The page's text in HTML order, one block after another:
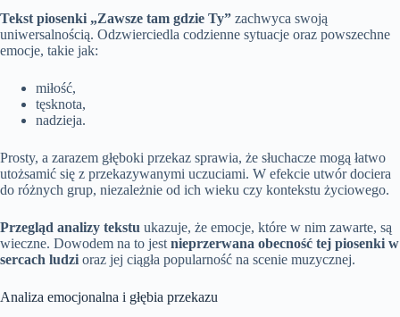
Tekst piosenki „Zawsze tam gdzie Ty” zachwyca swoją
uniwersalnością. Odzwierciedla codzienne sytuacje oraz powszechne
emocje, takie jak:
miłość,
tęsknota,
nadzieja.
Prosty, a zarazem głęboki przekaz sprawia, że słuchacze mogą łatwo
utożsamić się z przekazywanymi uczuciami. W efekcie utwór dociera
do różnych grup, niezależnie od ich wieku czy kontekstu życiowego.
Przegląd analizy tekstu ukazuje, że emocje, które w nim zawarte, są
wieczne. Dowodem na to jest nieprzerwana obecność tej piosenki w
sercach ludzi oraz jej ciągła popularność na scenie muzycznej.
Analiza emocjonalna i głębia przekazu